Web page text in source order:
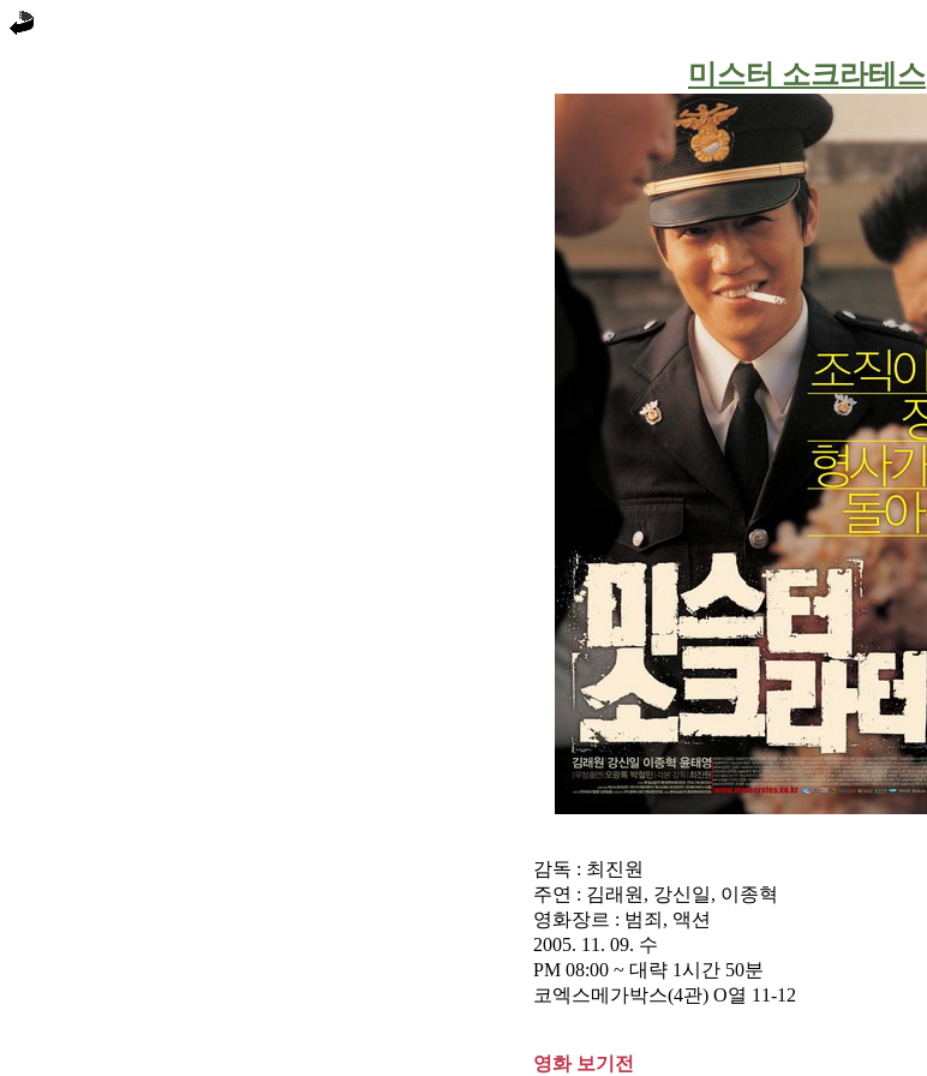
미스터 소크라테스
감독 : 최진원
주연 : 김래원, 강신일, 이종혁
영화장르 : 범죄, 액션
2005. 11. 09. 수
PM 08:00 ~ 대략 1시간 50분
코엑스메가박스(4관) O열 11-12
영화 보기전